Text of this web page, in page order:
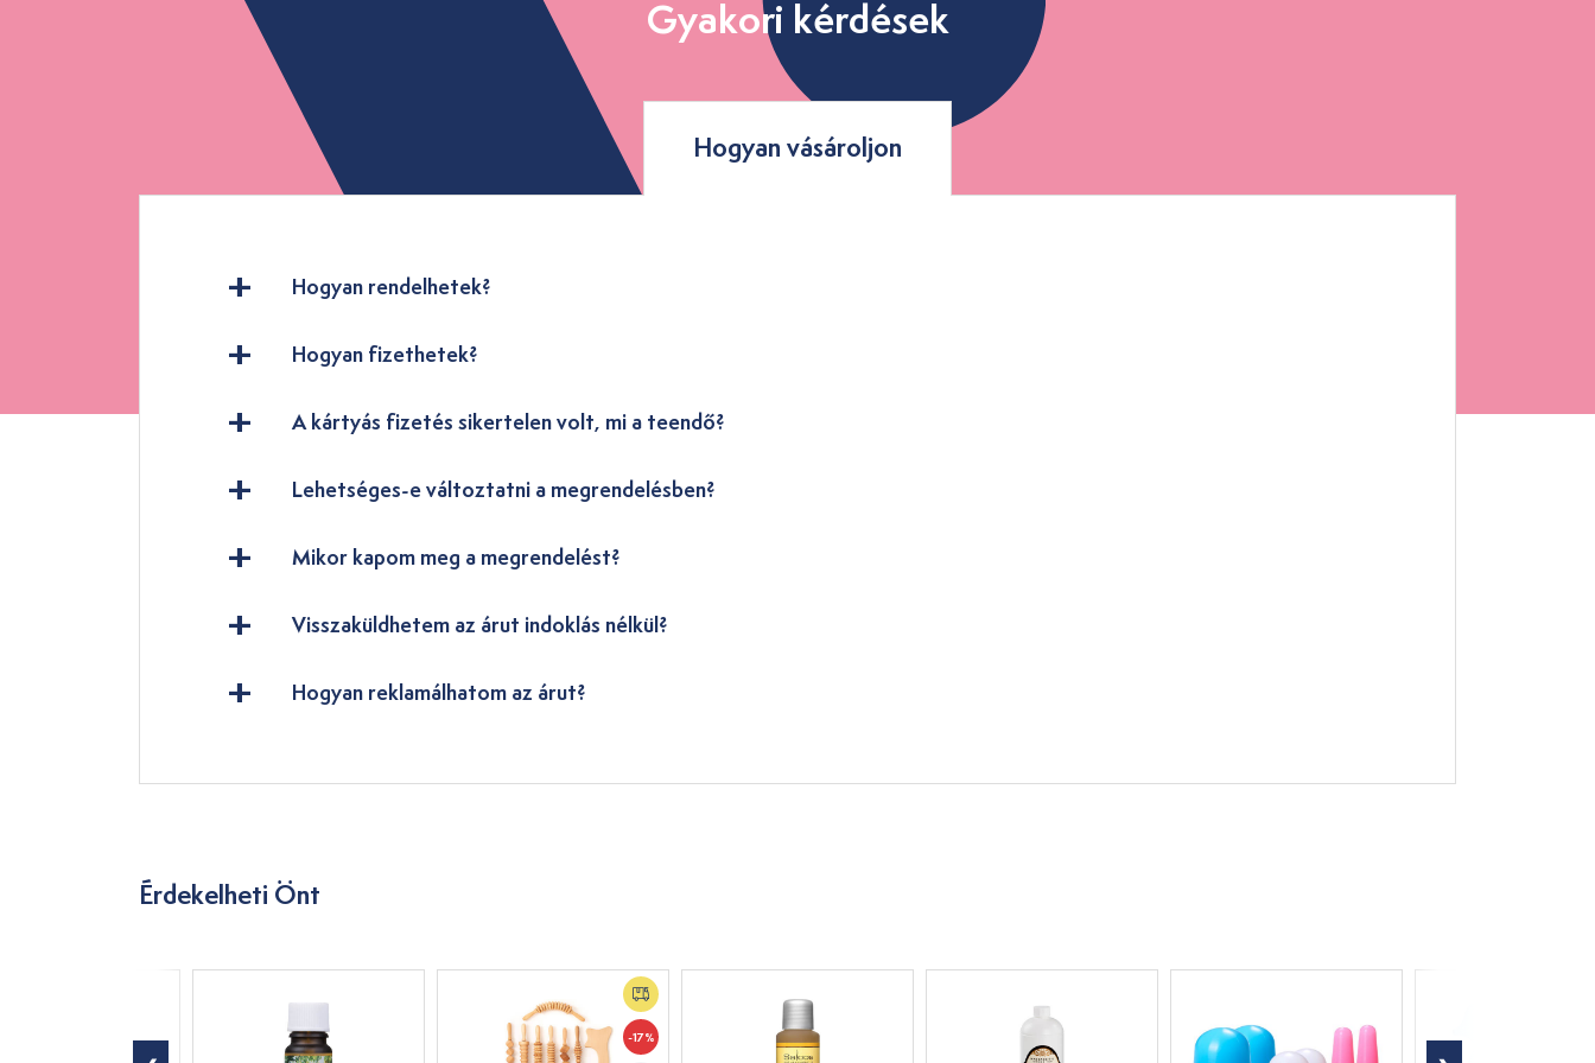
Gyakori kérdések
Hogyan vásároljon
Hogyan rendelhetek?
Hogyan fizethetek?
A kártyás fizetés sikertelen volt, mi a teendő?
Lehetséges-e változtatni a megrendelésben?
Mikor kapom meg a megrendelést?
Visszaküldhetem az árut indoklás nélkül?
Hogyan reklamálhatom az árut?
Érdekelheti Önt
-17%